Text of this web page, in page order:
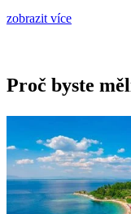
zobrazit více
Proč byste